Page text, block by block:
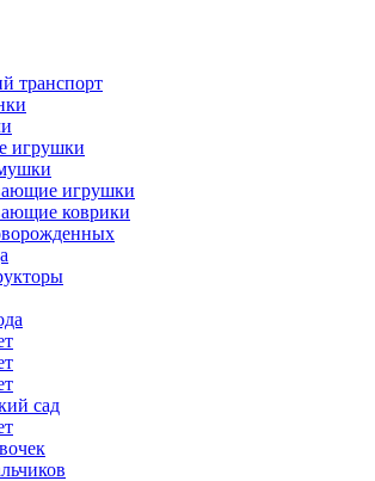
транспорт
игрушки
игрушки
коврики
сад